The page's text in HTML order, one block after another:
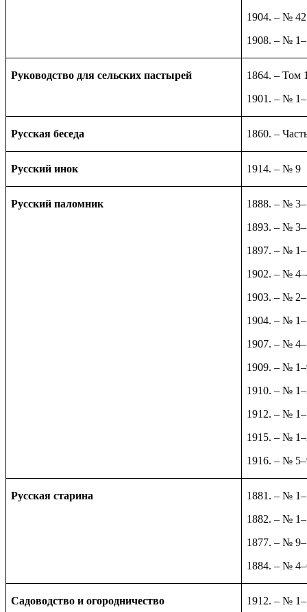
1904. – № 42
1908. – №
Руководство для сельских пастырей
1864. – Том
1901. – №
Русская беседа 1860. –
Русский инок 1914. – № 9
Русский паломник
1888. – №
1893. – №
1897. – №
1902. – №
1903. – №
1904. – №
1907. – №
1909. – №
1910. – №
1912. – №
1915. – №
1916. – №
Русская старина
1881. – №
1882. – №
1877. – №
1884. – №
Садоводство и огородничество 1912. – №